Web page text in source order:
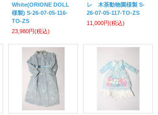
White(ORIONE DOLL
様製) S-26-07-05-116-
TO-ZS
23,980円(税込)
レ 木茶動物園様製 S-
26-07-05-117-TO-ZS
11,000円(税込)